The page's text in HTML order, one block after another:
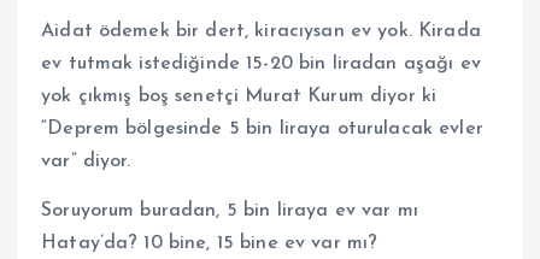
Aidat ödemek bir dert, kiracıysan ev yok. Kirada
ev tutmak istediğinde 15-20 bin liradan aşağı ev
yok çıkmış boş senetçi Murat Kurum diyor ki
“Deprem bölgesinde 5 bin liraya oturulacak evler
var” diyor.
Soruyorum buradan, 5 bin liraya ev var mı
Hatay’da? 10 bine, 15 bine ev var mı?